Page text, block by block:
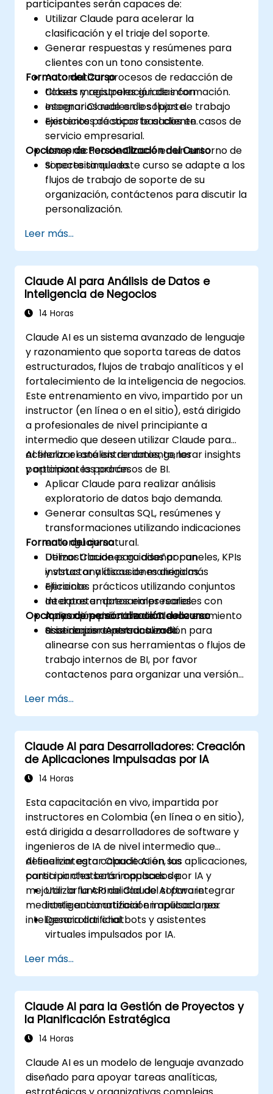
participantes serán capaces de:
Utilizar Claude para acelerar la
clasificación y el triaje del soporte.
Generar respuestas y resúmenes para
clientes con un tono consistente.
Automatizar procesos de redacción de
tickets y recuperación de información.
Integrar Claude en los flujos de trabajo
existentes de soporte al cliente.
Formato del Curso
Clases magistrales guiadas con
escenarios reales de soporte.
Ejercicios prácticos basados en casos de
servicio empresarial.
Uso práctico de Claude en un entorno de
soporte simulado.
Opciones de Personalización del Curso
Si necesita que este curso se adapte a los
flujos de trabajo de soporte de su
organización, contáctenos para discutir la
personalización.
Leer más...
Claude AI para Análisis de Datos e
Inteligencia de Negocios
14 Horas
Claude AI es un sistema avanzado de lenguaje
y razonamiento que soporta tareas de datos
estructurados, flujos de trabajo analíticos y el
fortalecimiento de la inteligencia de negocios.
Este entrenamiento en vivo, impartido por un
instructor (en línea o en el sitio), está dirigido
a profesionales de nivel principiante a
intermedio que deseen utilizar Claude para
acelerar el análisis de datos, generar insights
y optimizar los procesos de BI.
Al finalizar este entrenamiento, los
participantes podrán:
Aplicar Claude para realizar análisis
exploratorio de datos bajo demanda.
Generar consultas SQL, resúmenes y
transformaciones utilizando indicaciones
en lenguaje natural.
Utilizar Claude para diseñar paneles, KPIs
y vistas analíticas de manera más
eficiente.
Interpretar datos empresariales con
mayor precisión mediante razonamiento
asistido por IA estructurado.
Formato del curso
Demostraciones guiadas por un
instructor y discusiones dirigidas.
Ejercicios prácticos utilizando conjuntos
de datos empresariales reales.
Aplicación práctica de Claude en
escenarios centrados en BI.
Opciones de personalización del curso
Si se requiere personalización para
alinearse con sus herramientas o flujos de
trabajo internos de BI, por favor
contactenos para organizar una versión
Leer más...
Claude AI para Desarrolladores: Creación
de Aplicaciones Impulsadas por IA
14 Horas
Esta capacitación en vivo, impartida por
instructores en Colombia (en línea o en sitio),
está dirigida a desarrolladores de software y
ingenieros de IA de nivel intermedio que
deseen integrar Claude AI en sus aplicaciones,
construir chatbots impulsados por IA y
mejorar la funcionalidad del software
mediante automatización impulsada por
inteligencia artificial.
Al finalizar esta capacitación, los
participantes serán capaces de:
Utilizar la API de Claude AI para integrar
inteligencia artificial en aplicaciones.
Desarrollar chatbots y asistentes
virtuales impulsados por IA.
basada en IA y procesamiento de
lenguaje natural (NLP).
Optimizar y afinar modelos de Claude AI
para diferentes casos de uso.
Leer más...
Claude AI para la Gestión de Proyectos y
la Planificación Estratégica
14 Horas
Claude AI es un modelo de lenguaje avanzado
diseñado para apoyar tareas analíticas,